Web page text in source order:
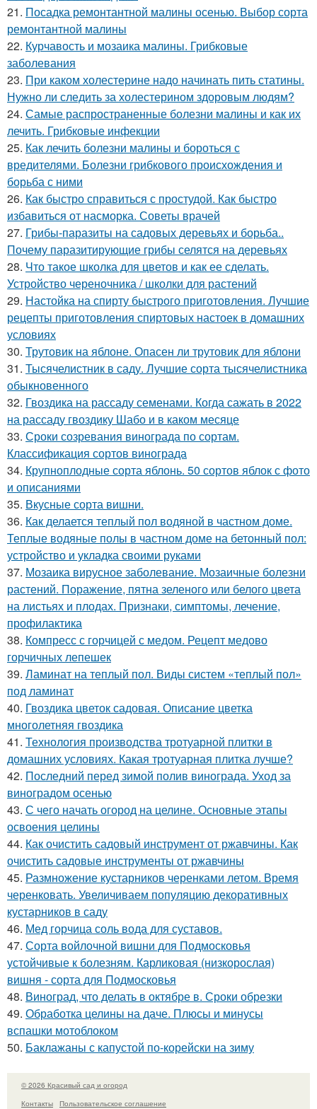
21. Посадка ремонтантной малины осенью. Выбор сорта
ремонтантной малины
22. Курчавость и мозаика малины. Грибковые
заболевания
23. При каком холестерине надо начинать пить статины.
Нужно ли следить за холестерином здоровым людям?
24. Самые распространенные болезни малины и как их
лечить. Грибковые инфекции
25. Как лечить болезни малины и бороться с
вредителями. Болезни грибкового происхождения и
борьба с ними
26. Как быстро справиться с простудой. Как быстро
избавиться от насморка. Советы врачей
27. Грибы-паразиты на садовых деревьях и борьба..
Почему паразитирующие грибы селятся на деревьях
28. Что такое школка для цветов и как ее сделать.
Устройство череночника / школки для растений
29. Настойка на спирту быстрого приготовления. Лучшие
рецепты приготовления спиртовых настоек в домашних
условиях
30. Трутовик на яблоне. Опасен ли трутовик для яблони
31. Тысячелистник в саду. Лучшие сорта тысячелистника
обыкновенного
32. Гвоздика на рассаду семенами. Когда сажать в 2022
на рассаду гвоздику Шабо и в каком месяце
33. Сроки созревания винограда по сортам.
Классификация сортов винограда
34. Крупноплодные сорта яблонь. 50 сортов яблок с фото
и описаниями
35. Вкусные сорта вишни.
36. Как делается теплый пол водяной в частном доме.
Теплые водяные полы в частном доме на бетонный пол:
устройство и укладка своими руками
37. Мозаика вирусное заболевание. Мозаичные болезни
растений. Поражение, пятна зеленого или белого цвета
на листьях и плодах. Признаки, симптомы, лечение,
профилактика
38. Компресс с горчицей с медом. Рецепт медово
горчичных лепешек
39. Ламинат на теплый пол. Виды систем «теплый пол»
под ламинат
40. Гвоздика цветок садовая. Описание цветка
многолетняя гвоздика
41. Технология производства тротуарной плитки в
домашних условиях. Какая тротуарная плитка лучше?
42. Последний перед зимой полив винограда. Уход за
виноградом осенью
43. С чего начать огород на целине. Основные этапы
освоения целины
44. Как очистить садовый инструмент от ржавчины. Как
очистить садовые инструменты от ржавчины
45. Размножение кустарников черенками летом. Время
черенковать. Увеличиваем популяцию декоративных
кустарников в саду
46. Мед горчица соль вода для суставов.
47. Сорта войлочной вишни для Подмосковья
устойчивые к болезням. Карликовая (низкорослая)
вишня - сорта для Подмосковья
48. Виноград, что делать в октябре в. Сроки обрезки
49. Обработка целины на даче. Плюсы и минусы
вспашки мотоблоком
50. Баклажаны с капустой по-корейски на зиму
© 2026 Красивый сад и огород
Контакты
Пользовательское соглашение